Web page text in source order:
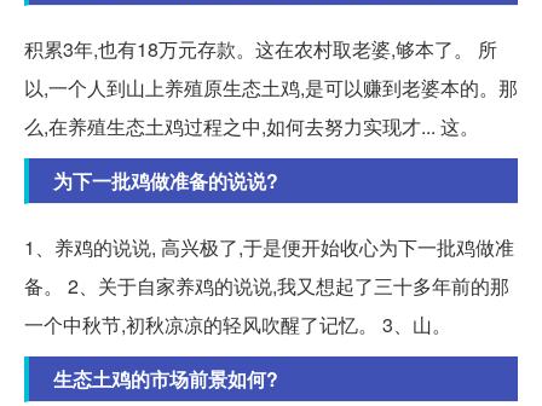
积累3年,也有18万元存款。这在农村取老婆,够本了。 所
以,一个人到山上养殖原生态土鸡,是可以赚到老婆本的。那
么,在养殖生态土鸡过程之中,如何去努力实现才... 这。
为下一批鸡做准备的说说?
1、养鸡的说说, 高兴极了,于是便开始收心为下一批鸡做准
备。 2、关于自家养鸡的说说,我又想起了三十多年前的那
一个中秋节,初秋凉凉的轻风吹醒了记忆。 3、山。
生态土鸡的市场前景如何?